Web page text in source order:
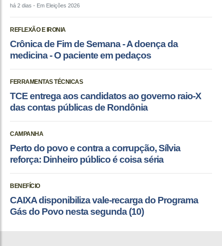
há 2 dias - Em Eleições 2026
REFLEXÃO E IRONIA
Crônica de Fim de Semana - A doença da
medicina - O paciente em pedaços
FERRAMENTAS TÉCNICAS
TCE entrega aos candidatos ao governo raio-X
das contas públicas de Rondônia
CAMPANHA
Perto do povo e contra a corrupção, Sílvia
reforça: Dinheiro público é coisa séria
BENEFÍCIO
CAIXA disponibiliza vale-recarga do Programa
Gás do Povo nesta segunda (10)